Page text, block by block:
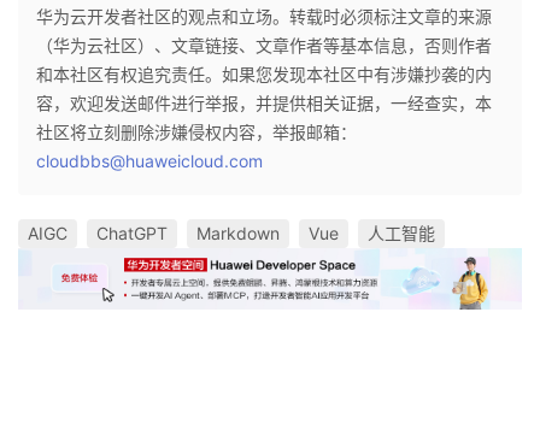
华为云开发者社区的观点和立场。转载时必须标注文章的来源
（华为云社区）、文章链接、文章作者等基本信息，否则作者
和本社区有权追究责任。如果您发现本社区中有涉嫌抄袭的内
容，欢迎发送邮件进行举报，并提供相关证据，一经查实，本
社区将立刻删除涉嫌侵权内容，举报邮箱：
cloudbbs@huaweicloud.com
AIGC ChatGPT Markdown Vue 人工智能